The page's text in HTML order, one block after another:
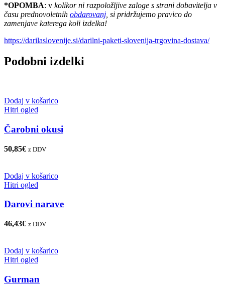
*OPOMBA: v kolikor ni razpoložljive zaloge s strani dobavitelja v
času prednovoletnih obdarovanj , si pridržujemo pravico do
zamenjave katerega koli izdelka!
https://darilaslovenije.si/darilni-paketi-slovenija-trgovina-dostava/
Podobni izdelki
Dodaj v košarico
Hitri ogled
Čarobni okusi
50,85€ z DDV
Dodaj v košarico
Hitri ogled
Darovi narave
46,43€ z DDV
Dodaj v košarico
Hitri ogled
Gurman